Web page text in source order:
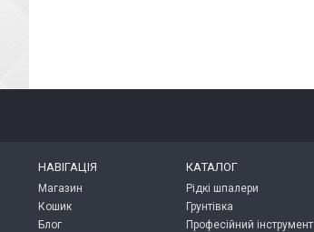
НАВІГАЦІЯ
Магазин
Кошик
Блог
КАТАЛОГ
Рідкі шпалери
Грунтівка
Професійний інструмент